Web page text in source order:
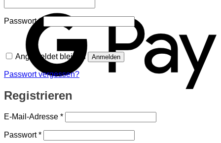
Passwort*Erforderlich
Angemeldet bleiben Anmelden
Passwort vergessen?
Registrieren
E-Mail-Adresse *Erforderlich
Passwort*Erforderlich